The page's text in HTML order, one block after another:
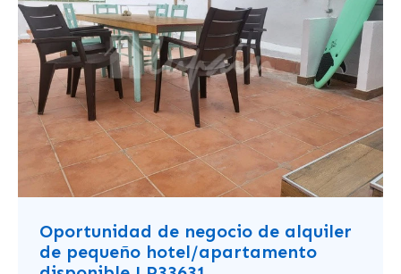
Oportunidad de negocio de alquiler
de pequeño hotel/apartamento